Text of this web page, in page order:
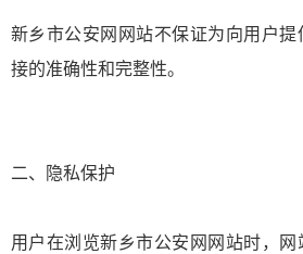
新乡市公安网网站不保证为向用户
接的准确性和完整性。
二、隐私保护
用户在浏览新乡市公安网网站时，网